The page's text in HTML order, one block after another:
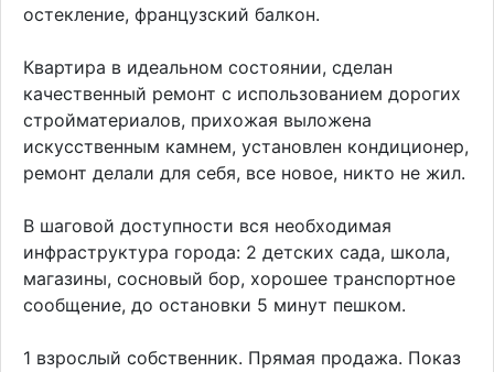
остекление, французский балкон.
Квартира в идеальном состоянии, сделан
качественный ремонт с использованием дорогих
стройматериалов, прихожая выложена
искусственным камнем, установлен кондиционер,
ремонт делали для себя, все новое, никто не жил.
В шаговой доступности вся необходимая
инфраструктура города: 2 детских сада, школа,
магазины, сосновый бор, хорошее транспортное
сообщение, до остановки 5 минут пешком.
1 взрослый собственник. Прямая продажа. Показ